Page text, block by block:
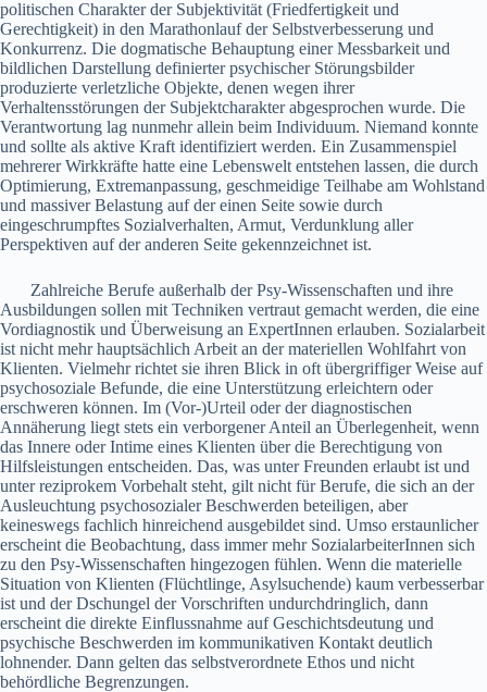
politischen Charakter der Subjektivität (Friedfertigkeit und
Gerechtigkeit) in den Marathonlauf der Selbstverbesserung und
Konkurrenz. Die dogmatische Behauptung einer Messbarkeit und
bildlichen Darstellung definierter psychischer Störungsbilder
produzierte verletzliche Objekte, denen wegen ihrer
Verhaltensstörungen der Subjektcharakter abgesprochen wurde. Die
Verantwortung lag nunmehr allein beim Individuum. Niemand konnte
und sollte als aktive Kraft identifiziert werden. Ein Zusammenspiel
mehrerer Wirkkräfte hatte eine Lebenswelt entstehen lassen, die durch
Optimierung, Extremanpassung, geschmeidige Teilhabe am Wohlstand
und massiver Belastung auf der einen Seite sowie durch
eingeschrumpftes Sozialverhalten, Armut, Verdunklung aller
Perspektiven auf der anderen Seite gekennzeichnet ist.
Zahlreiche Berufe außerhalb der Psy-Wissenschaften und ihre
Ausbildungen sollen mit Techniken vertraut gemacht werden, die eine
Vordiagnostik und Überweisung an ExpertInnen erlauben. Sozialarbeit
ist nicht mehr hauptsächlich Arbeit an der materiellen Wohlfahrt von
Klienten. Vielmehr richtet sie ihren Blick in oft übergriffiger Weise auf
psychosoziale Befunde, die eine Unterstützung erleichtern oder
erschweren können. Im (Vor-)Urteil oder der diagnostischen
Annäherung liegt stets ein verborgener Anteil an Überlegenheit, wenn
das Innere oder Intime eines Klienten über die Berechtigung von
Hilfsleistungen entscheiden. Das, was unter Freunden erlaubt ist und
unter reziprokem Vorbehalt steht, gilt nicht für Berufe, die sich an der
Ausleuchtung psychosozialer Beschwerden beteiligen, aber
keineswegs fachlich hinreichend ausgebildet sind. Umso erstaunlicher
erscheint die Beobachtung, dass immer mehr SozialarbeiterInnen sich
zu den Psy-Wissenschaften hingezogen fühlen. Wenn die materielle
Situation von Klienten (Flüchtlinge, Asylsuchende) kaum verbesserbar
ist und der Dschungel der Vorschriften undurchdringlich, dann
erscheint die direkte Einflussnahme auf Geschichtsdeutung und
psychische Beschwerden im kommunikativen Kontakt deutlich
lohnender. Dann gelten das selbstverordnete Ethos und nicht
behördliche Begrenzungen.